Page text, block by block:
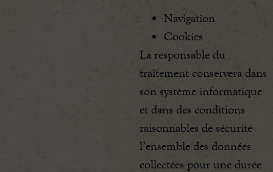
Navigation
Cookies
La responsable du
traitement conservera dans
son système informatique
et dans des conditions
raisonnables de sécurité
l’ensemble des données
collectées pour une durée